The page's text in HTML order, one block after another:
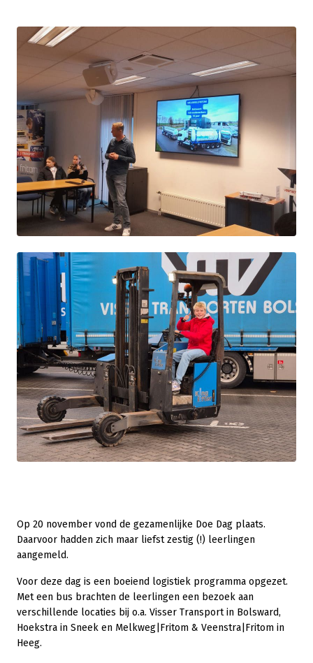
Op 20 november vond de gezamenlijke Doe Dag plaats.
Daarvoor hadden zich maar liefst zestig (!) leerlingen
aangemeld.
Voor deze dag is een boeiend logistiek programma opgezet.
Met een bus brachten de leerlingen een bezoek aan
verschillende locaties bij o.a. Visser Transport in Bolsward,
Hoekstra in Sneek en Melkweg|Fritom & Veenstra|Fritom in
Heeg.